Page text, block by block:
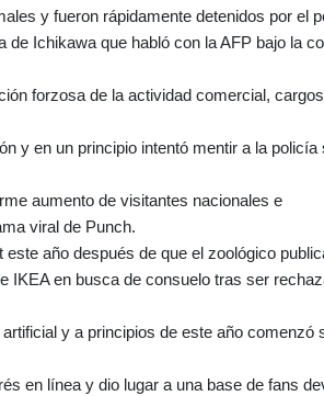
y fueron rápidamente detenidos por el
Ichikawa que habló con la AFP bajo la
forzosa de la actividad comercial,
y en un principio intentó mentir a la policía
aumento de visitantes nacionales e
viral de Punch.
año después de que el zoológico
IKEA en busca de consuelo tras ser
y a principios de este año comenzó
en línea y dio lugar a una base de fans